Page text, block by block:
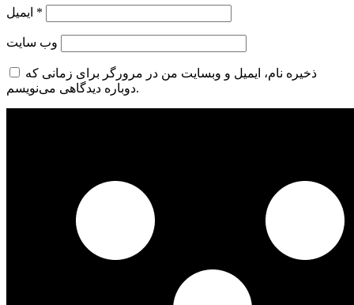
*
وب‌ سایت
ذخیره نام، ایمیل و وبسایت من در مرورگر برای زمانی که
دوباره دیدگاهی می‌نویسم.